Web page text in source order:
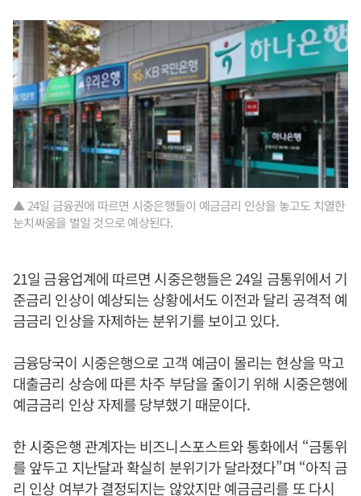
▲ 24일 금융권에 따르면 시중은행들이 예금금리 인상을 놓고도 치열한
눈치싸움을 벌일 것으로 예상된다.
21일 금융업계에 따르면 시중은행들은 24일 금통위에서 기
준금리 인상이 예상되는 상황에서도 이전과 달리 공격적 예
금금리 인상을 자제하는 분위기를 보이고 있다.
금융당국이 시중은행으로 고객 예금이 몰리는 현상을 막고
대출금리 상승에 따른 차주 부담을 줄이기 위해 시중은행에
예금금리 인상 자제를 당부했기 때문이다.
한 시중은행 관계자는 비즈니스포스트와 통화에서 “금통위
를 앞두고 지난달과 확실히 분위기가 달라졌다”며 “아직 금
리 인상 여부가 결정되지는 않았지만 예금금리를 또 다시